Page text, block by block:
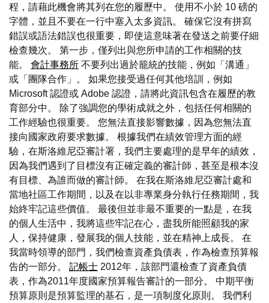
程，請藉此機會將其列在您的履歷中。 使用不小於 10 磅的
字體，並且不要在一行中塞入太多資訊。 確保它沒有拼寫
錯誤或語法錯誤也很重要，即使這意味著在發送之前要仔細
檢查幾次。 第一步，僅列出與您所申請的工作相關的技
能。 會計事務所 不要列出過於籠統的技能，例如「溝通」
或「團隊合作」。 如果您接受過任何其他培訓，例如
Microsoft 認證或 Adobe 認證，請將此資訊包含在履歷的教
育部分中。 除了強調您的學術成就之外，包括任何相關的
工作經驗也很重要。 您無法直接影響數據，因為您無法直
接向國家政府要求數據。 根據我們在績效管理方面的經
驗，在斯洛維尼亞審計署，我們主要處理的是早年的績效，
因為我們遇到了目標沒有正確定義的審計師，甚至是根本沒
有目標、為誰而做的審計師。 在我在斯洛維尼亞審計處和
當地社區工作期間，以及在以非專業身分執行任務期間，我
始終牢記這些價值。 最後但並非最不重要的一點是，在我
的個人生活中，我將這些牢記在心，盡我所能照顧我的家
人，保持健康，發展我的個人技能，並在精神上成長。 在
我當時領導的部門，我們檢查資產負債表，作為檢查預算報
告的一部分。 記帳士 2012年，該部門還檢查了資產負債
表，作為2011年度國家預算報告審計的一部分。 中期平衡
預算原則是預算監理的基石，是一項制度化原則。 我們利